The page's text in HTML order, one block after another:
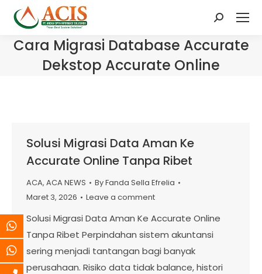
Search:
Cara Migrasi Database Accurate
Dekstop Accurate Online
Solusi Migrasi Data Aman Ke
Accurate Online Tanpa Ribet
ACA, ACA NEWS ByFanda Sella Efrelia
Maret 3, 2026
Leave a comment
Solusi Migrasi Data Aman Ke Accurate Online
Tanpa Ribet Perpindahan sistem akuntansi
sering menjadi tantangan bagi banyak
perusahaan. Risiko data tidak balance, histori